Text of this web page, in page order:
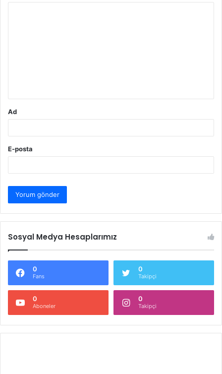
Ad
E-posta
Sosyal Medya Hesaplarımız
0
Fans
0
Takipçi
0
Aboneler
0
Takipçi